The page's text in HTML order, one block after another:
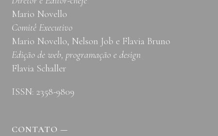
Mario Novello
Comitê Executivo
Mario Novello, Nelson Job e Flavia Bruno
Edição de web, programação e design
Flavia Schaller
ISSN: 2358-9809
CONTATO —